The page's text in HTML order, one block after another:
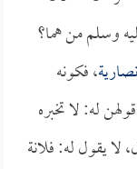
وسلم من هما؟
، فكونه
له: لا تخبره
لا يقول له: فلانة